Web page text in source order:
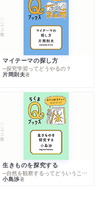
シリーズ・全集
マイテーマの探し方
─探究学習ってどうやるの？
片岡則夫著
シリーズ・全集
生きものを探究する
─自然を観察するってどういうこと？
小島渉著